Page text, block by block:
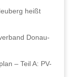
heißt
Donau-
– Teil A: PV-